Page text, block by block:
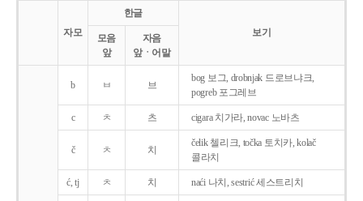
자모
한글
보기
모음
앞
자음
앞ㆍ어말
b ㅂ 브
bog 보그, drobnjak 드로브냐크,
pogreb 포그레브
c ㅊ 츠 cigara 치가라, novac 노바츠
č ㅊ 치
čelik 첼리크, točka 토치카, kolač
콜라치
ć, tj ㅊ 치 naći 나치, sestrić 세스트리치